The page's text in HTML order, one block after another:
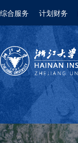
综合服务 计划财务